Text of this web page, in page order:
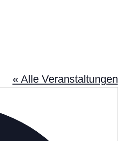
« Alle Veranstaltungen